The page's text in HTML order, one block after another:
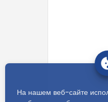
На нашем веб-сайте